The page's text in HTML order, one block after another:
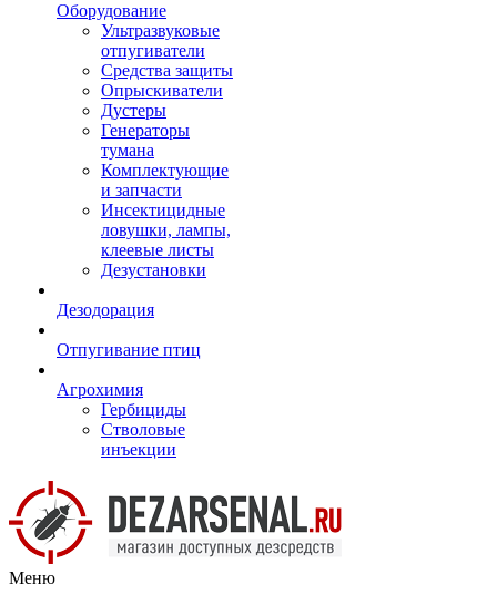
Оборудование
Ультразвуковые
отпугиватели
Средства защиты
Опрыскиватели
Дустеры
Генераторы
тумана
Комплектующие
и запчасти
Инсектицидные
ловушки, лампы,
клеевые листы
Дезустановки
Дезодорация
Отпугивание птиц
Агрохимия
Гербициды
Стволовые
инъекции
Меню